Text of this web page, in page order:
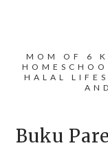
MOM OF 6
HALAL
Buku